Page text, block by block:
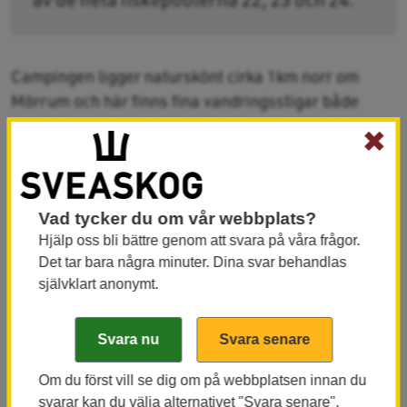
Campingen ligger naturskönt cirka 1km norr om
Mörrum och här finns fina vandringsstigar både
uppströms och nedströms. Det finns ett 50-tal
platser på campingen.
Boka camping
Här häckar och jagar den skygga kungsfiskaren, och
här kan du kasta på storlaxen direkt utanför dörren.
Spelar ni golf så ligger Karlshamns Golfklubb på ett
bekvämt cykelavstånd (cirka 1km) från campingen.
Här finns handikappanpassade toaletter och
✖
Vad tycker du om vår webbplats?
Hjälp oss bli bättre genom att svara på våra frågor.
Det tar bara några minuter. Dina svar behandlas
självklart anonymt.
Om du först vill se dig om på webbplatsen innan du
svarar kan du välja alternativet "Svara senare".